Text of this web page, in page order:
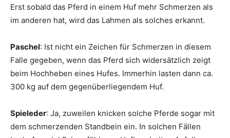
Erst sobald das Pferd in einem Huf mehr Schmerzen als
im anderen hat, wird das Lahmen als solches erkannt.
Paschel: Ist nicht ein Zeichen für Schmerzen in diesem
Falle gegeben, wenn das Pferd sich widersätzlich zeigt
beim Hochheben eines Hufes. Immerhin lasten dann ca.
300 kg auf dem gegenüberliegendem Huf.
Spieleder: Ja, zuweilen knicken solche Pferde sogar mit
dem schmerzenden Standbein ein. In solchen Fällen